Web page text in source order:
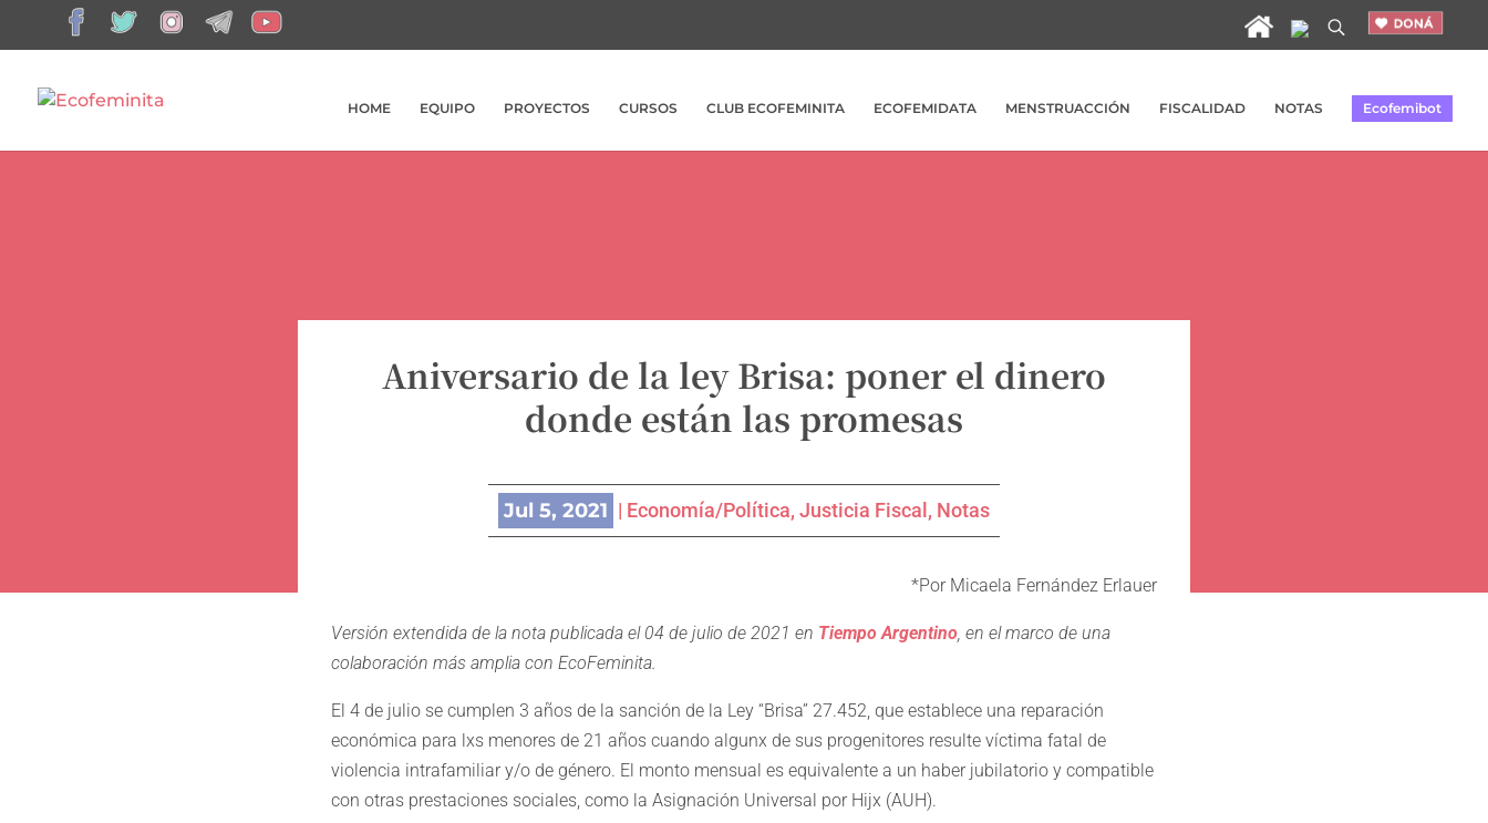
HOME EQUIPO PROYECTOS CURSOS CLUB ECOFEMINITA ECOFEMIDATA MENSTRUACCIÓN FISCALIDAD NOTAS Ecofemibot
Aniversario de la ley Brisa: poner el dinero
donde están las promesas
Jul 5, 2021 | Economía/Política, Justicia Fiscal, Notas
*Por Micaela Fernández Erlauer
Versión extendida de la nota publicada el 04 de julio de 2021 en Tiempo Argentino, en el marco de una
colaboración más amplia con EcoFeminita.
El 4 de julio se cumplen 3 años de la sanción de la Ley “Brisa” 27.452, que establece una reparación
económica para lxs menores de 21 años cuando algunx de sus progenitores resulte víctima fatal de
violencia intrafamiliar y/o de género. El monto mensual es equivalente a un haber jubilatorio y compatible
con otras prestaciones sociales, como la Asignación Universal por Hijx (AUH).